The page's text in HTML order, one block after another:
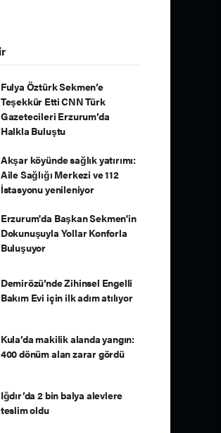
Fulya Öztürk Sekmen’e
Teşekkür Etti CNN Türk
Gazetecileri Erzurum’da
Halkla Buluştu
Akşar köyünde sağlık yatırımı:
Aile Sağlığı Merkezi ve 112
İstasyonu yenileniyor
Erzurum'da Başkan Sekmen'in
Dokunuşuyla Yollar Konforla
Buluşuyor
Demirözü’nde Zihinsel Engelli
Bakım Evi için ilk adım atılıyor
Kula’da makilik alanda yangın:
400 dönüm alan zarar gördü
Iğdır’da 2 bin balya alevlere
teslim oldu